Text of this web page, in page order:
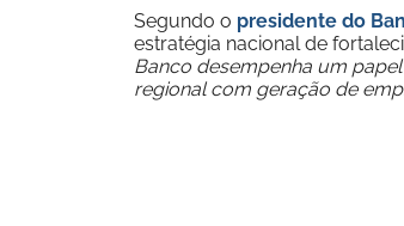
Segundo o presidente do
estratégia nacional de
Banco desempenha um
regional com geração de